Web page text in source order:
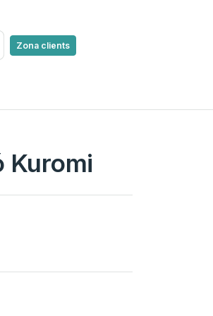
Zona clients
Kuromi